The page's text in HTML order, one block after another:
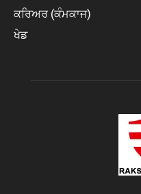
ਕਰਿਅਰ (ਕੰਮਕਾਜ)
ਖੇਡ